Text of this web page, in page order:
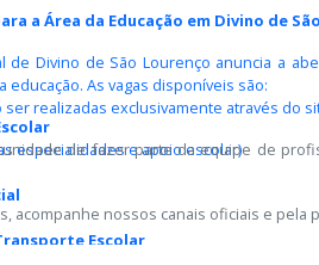
a Área da Educação em Divino de
de Divino de São Lourenço anuncia a
educação. As vagas disponíveis são:
especialidades e apoio escolar)
Escolar
realizadas exclusivamente através do
de fazer parte da equipe de
acompanhe nossos canais oficiais e pela